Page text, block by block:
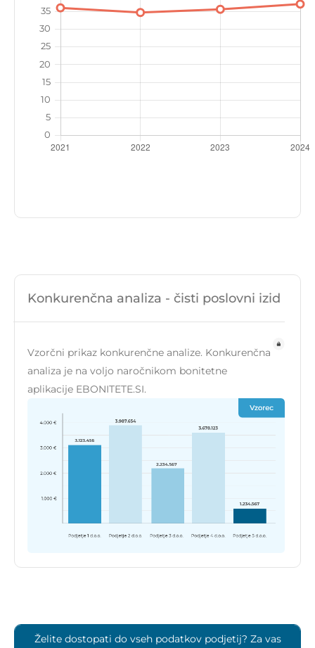
Konkurenčna analiza - čisti poslovni izid
Vzorčni prikaz konkurenčne analize. Konkurenčna
analiza je na voljo naročnikom bonitetne
aplikacije EBONITETE.SI.
Želite dostopati do vseh podatkov podjetij? Za vas